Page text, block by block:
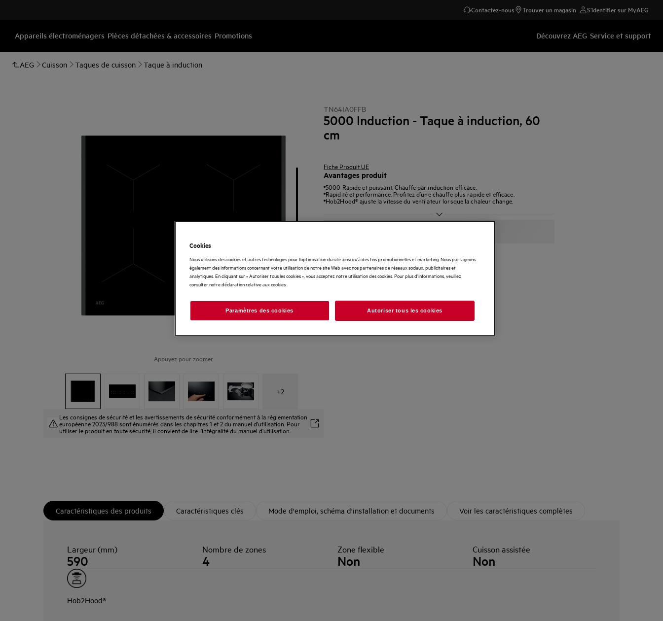
Contactez-nous Trouver un magasin S'identifier sur MyAEG
Appareils électroménagers Pièces détachées & accessoires Promotions Découvrez AEG Service et support
AEG Cuisson Taques de cuisson Taque à induction
Appuyez pour zoomer
+2
Les consignes de sécurité et les avertissements de sécurité conformément à la réglementation
européenne 2023/988 sont énumérés dans les chapitres 1 et 2 du manuel d'utilisation. Pour
utiliser le produit en toute sécurité, il convient de lire l'intégralité du manuel d'utilisation.
TN64IA0FFB
5000 Induction - Taque à induction, 60
cm
Fiche Produit UE
Avantages produit
5000 Rapide et puissant. Chauffe par induction efficace.
Rapidité et performance. Profitez d’une chauffe plus rapide et efficace.
Hob2Hood® ajuste la vitesse du ventilateur lorsque la chaleur change.
Caractéristiques des produits Caractéristiques clés Mode d'emploi, schéma d'installation et documents Voir les caractéristiques complètes
Largeur (mm)
590
Nombre de zones
4
Zone flexible
Non
Cuisson assistée
Non
Hob2Hood®
Cookies
Nous utilisons des cookies et autres technologies pour l’optimisation du site ainsi qu’à des fins promotionnelles et marketing. Nous partageons
également des informations concernant votre utilisation de notre site Web avec nos partenaires de réseaux sociaux, publicitaires et
analytiques. En cliquant sur « Autoriser tous les cookies », vous acceptez notre utilisation des cookies. Pour plus d'informations, veuillez
consulter notre déclaration relative aux cookies.
Paramètres des cookies Autoriser tous les cookies